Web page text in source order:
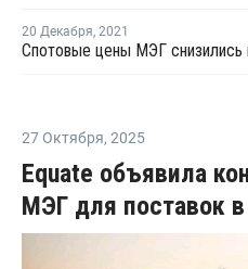
20 Декабря, 2021
Спотовые цены МЭГ снизились
27 Октября, 2025
Equate объявила
МЭГ для поставок